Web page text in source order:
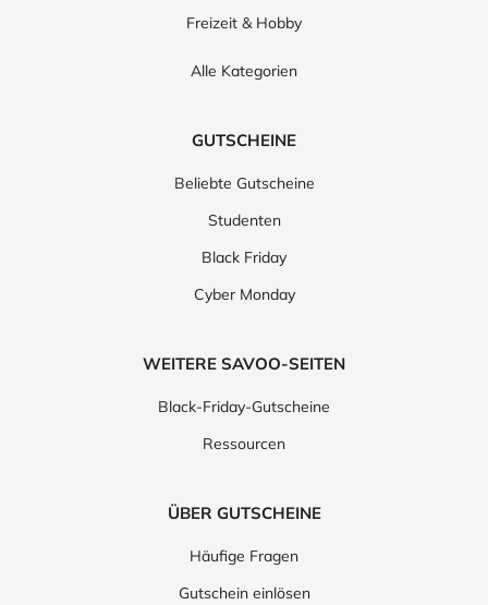
Freizeit & Hobby
Alle Kategorien
GUTSCHEINE
Beliebte Gutscheine
Studenten
Black Friday
Cyber Monday
WEITERE SAVOO-SEITEN
Black-Friday-Gutscheine
Ressourcen
ÜBER GUTSCHEINE
Häufige Fragen
Gutschein einlösen